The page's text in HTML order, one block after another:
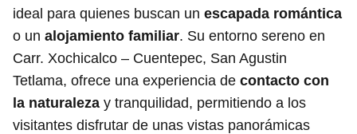
ideal para quienes buscan un escapada romántica
o un alojamiento familiar. Su entorno sereno en
Carr. Xochicalco – Cuentepec, San Agustin
Tetlama, ofrece una experiencia de contacto con
la naturaleza y tranquilidad, permitiendo a los
visitantes disfrutar de unas vistas panorámicas